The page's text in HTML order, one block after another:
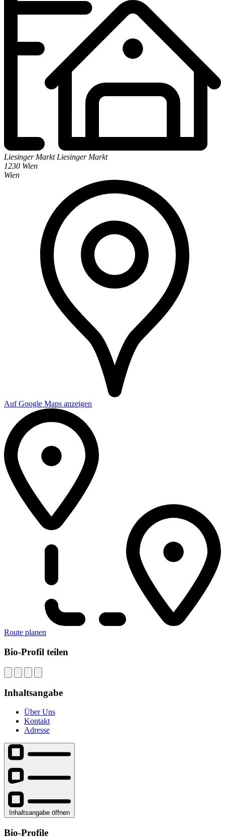
Liesinger Markt Liesinger Markt
1230 Wien
Wien
Auf Google Maps anzeigen
Route planen
Bio-Profil teilen
Inhaltsangabe
Über Uns
Kontakt
Adresse
Inhaltsangabe öffnen
Bio-Profile